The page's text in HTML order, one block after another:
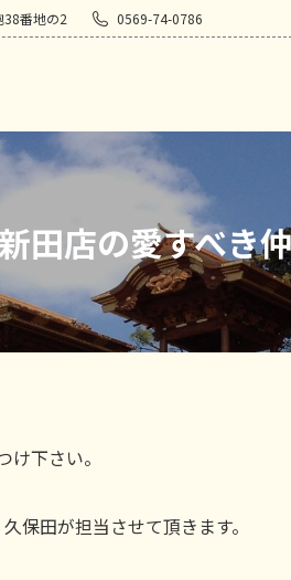
38番地の2 0569-74-0786
田店の愛すべき
下さい。
保田が担当させて頂きます。